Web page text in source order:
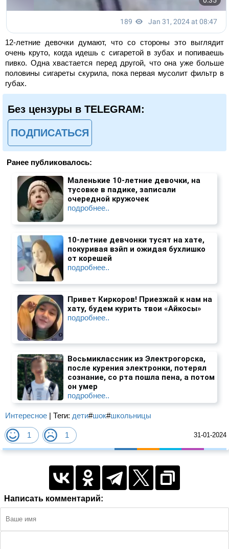
12-летние девочки думают, что со стороны это выглядит
очень круто, когда идешь с сигаретой в зубах и попиваешь
пивко. Одна хвастается перед другой, что она уже больше
половины сигареты скурила, пока первая мусолит фильтр в
губах.
Без цензуры в TELEGRAM:
ПОДПИСАТЬСЯ
Ранее публиковалось:
Маленькие 10-летние девочки, на
тусовке в падике, записали
очередной кружочек
подробнее..
10-летние девчонки тусят на хате,
покуривая вэйп и ожидая бухлишко
от корешей
подробнее..
Привет Киркоров! Приезжай к нам на
хату, будем курить твои «Айкосы»
подробнее..
Восьмиклассник из Электрогорска,
после курения электронки, потерял
сознание, со рта пошла пена, а потом
он умер
подробнее..
Интересное | Теги: дети#шок#школьницы
1 1 31-01-2024
Написать комментарий: